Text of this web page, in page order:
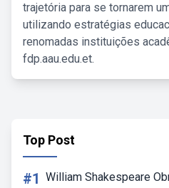
trajetória para se tornarem
utilizando estratégias
renomadas instituições
fdp.aau.edu.et.
Top Post
#1 William Shakespeare